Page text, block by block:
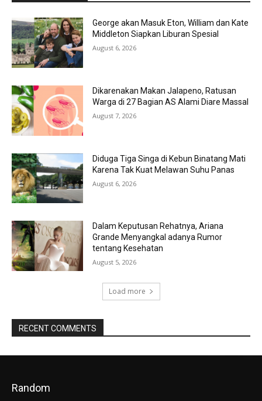
George akan Masuk Eton, William dan Kate
Middleton Siapkan Liburan Spesial
August 6, 2026
Dikarenakan Makan Jalapeno, Ratusan
Warga di 27 Bagian AS Alami Diare Massal
August 7, 2026
Diduga Tiga Singa di Kebun Binatang Mati
Karena Tak Kuat Melawan Suhu Panas
August 6, 2026
Dalam Keputusan Rehatnya, Ariana
Grande Menyangkal adanya Rumor
tentang Kesehatan
August 5, 2026
Load more
RECENT COMMENTS
Random